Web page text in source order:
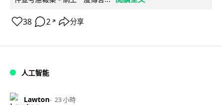
38 2 ↗ 分享
人工智能
Lawton 23 小時